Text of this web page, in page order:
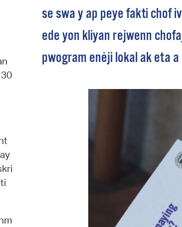
se swa y ap peye fakti chof
ede yon kliyan rejwenn
pwogram enèji lokal ak eta